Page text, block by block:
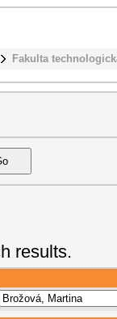
Fakulta
results.